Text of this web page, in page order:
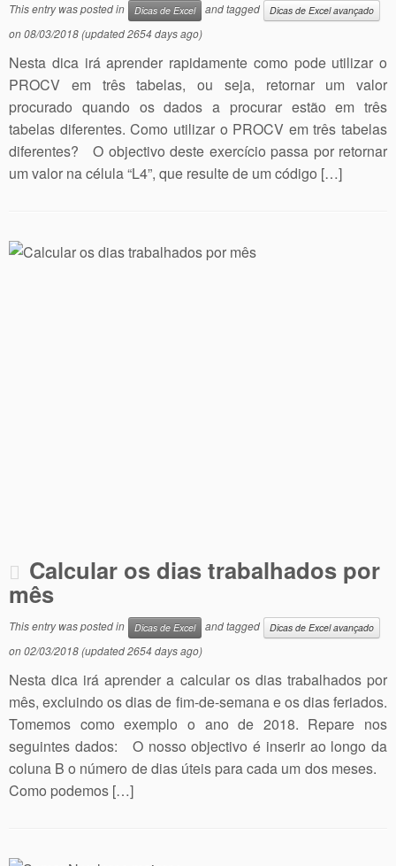
This entry was posted in Dicas de Excel and tagged Dicas de Excel avançado
on08/03/2018(updated 2654 days ago)
Nesta dica irá aprender rapidamente como pode utilizar o
PROCV em três tabelas, ou seja, retornar um valor
procurado quando os dados a procurar estão em três
tabelas diferentes. Como utilizar o PROCV em três tabelas
diferentes? O objectivo deste exercício passa por retornar
um valor na célula “L4”, que resulte de um código […]
Calcular os dias trabalhados por
mês
This entry was posted in Dicas de Excel and tagged Dicas de Excel avançado
on02/03/2018(updated 2654 days ago)
Nesta dica irá aprender a calcular os dias trabalhados por
mês, excluindo os dias de fim-de-semana e os dias feriados.
Tomemos como exemplo o ano de 2018. Repare nos
seguintes dados: O nosso objectivo é inserir ao longo da
coluna B o número de dias úteis para cada um dos meses.
Como podemos […]